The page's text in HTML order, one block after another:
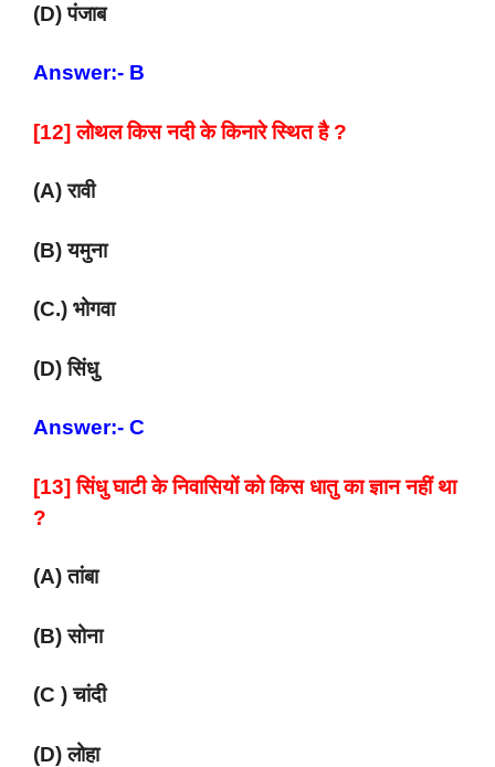
(D) पंजाब
Answer:- B
[12] लोथल किस नदी के किनारे स्थित है ?
(A) रावी
(B) यमुना
(C.) भोगवा
(D) सिंधु
Answer:- C
[13] सिंधु घाटी के निवासियों को किस धातु का ज्ञान नहीं था
?
(A) तांबा
(B) सोना
(C ) चांदी
(D) लोहा